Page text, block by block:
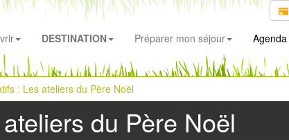
DESTINATION Préparer mon séjour Agenda
: Les ateliers du Père Noël
du Père Noël